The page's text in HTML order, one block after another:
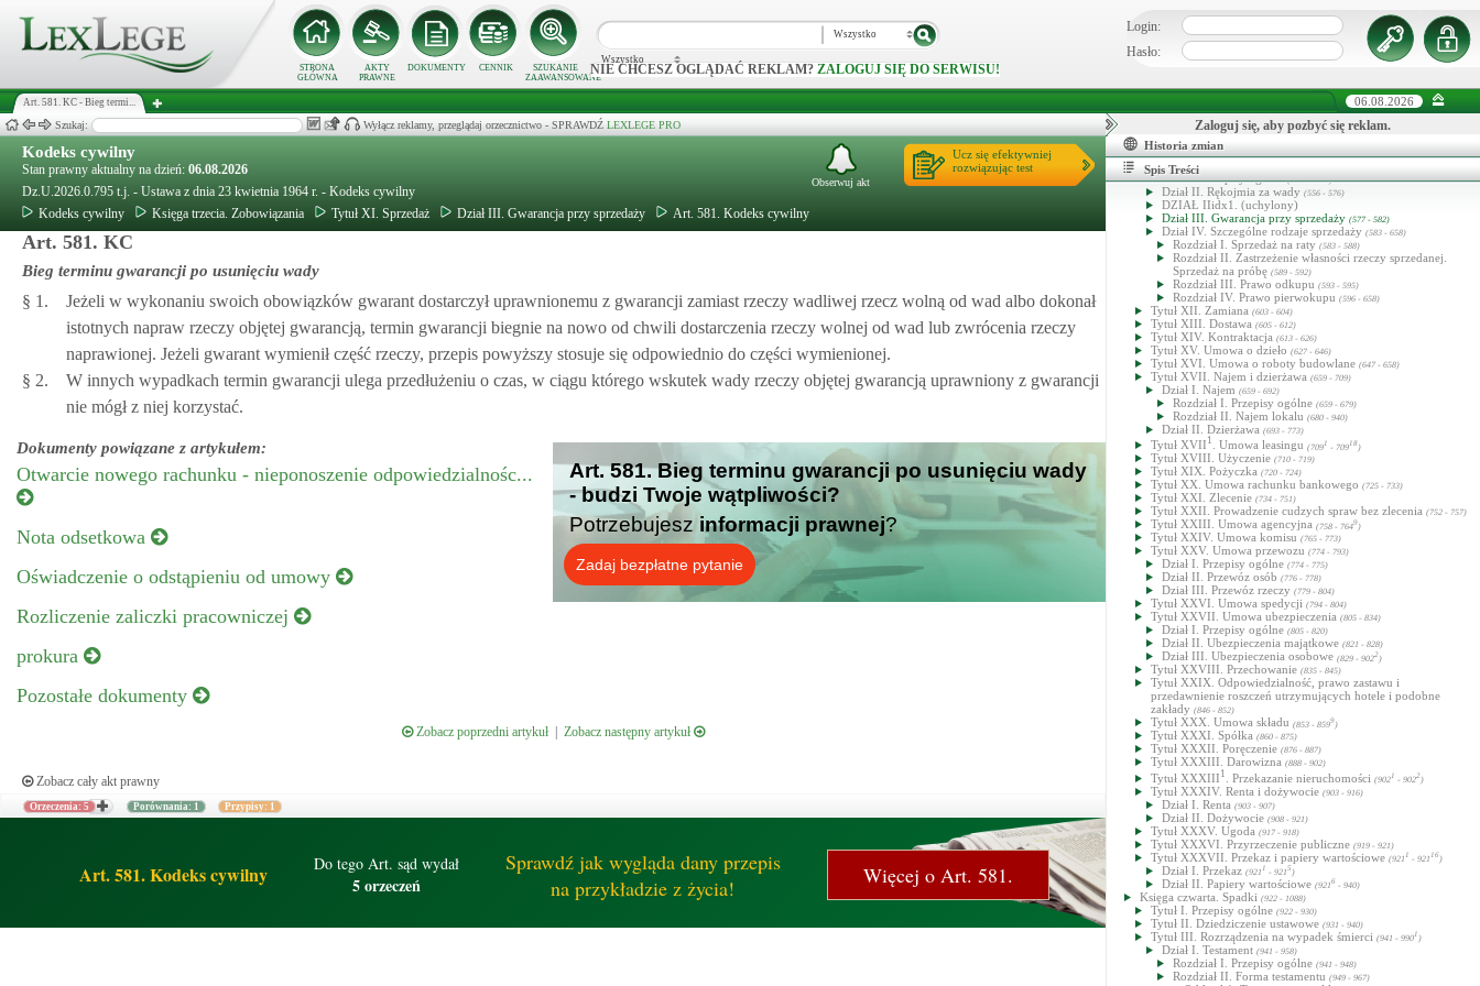
STRONA
GŁÓWNA
AKTY
PRAWNE
DOKUMENTY CENNIK
SZUKANIE
ZAAWANSOWANE
Wszystko
Wszystko
NIE CHCESZ OGLĄDAĆ REKLAM? ZALOGUJ SIĘ DO SERWISU!
Login:
Hasło:
Art. 581. KC - Bieg termi... 06.08.2026
Szukaj: Wyłącz reklamy, przeglądaj orzecznictwo - SPRAWDŹ LEXLEGE PRO
Kodeks cywilny
Stan prawny aktualny na dzień: 06.08.2026
Dz.U.2026.0.795 t.j. - Ustawa z dnia 23 kwietnia 1964 r. - Kodeks cywilny
Kodeks cywilny
Księga trzecia. Zobowiązania Tytuł XI. Sprzedaż Dział III. Gwarancja przy sprzedaży Art. 581. Kodeks cywilny
Ucz się efektywniej
rozwiązując test
Obserwuj akt
Art. 581. KC
Bieg terminu gwarancji po usunięciu wady
§ 1.
Jeżeli w wykonaniu swoich obowiązków gwarant dostarczył uprawnionemu z gwarancji zamiast rzeczy wadliwej rzecz wolną od wad albo dokonał
istotnych napraw rzeczy objętej gwarancją, termin gwarancji biegnie na nowo od chwili dostarczenia rzeczy wolnej od wad lub zwrócenia rzeczy
naprawionej. Jeżeli gwarant wymienił część rzeczy, przepis powyższy stosuje się odpowiednio do części wymienionej.
§ 2.
W innych wypadkach termin gwarancji ulega przedłużeniu o czas, w ciągu którego wskutek wady rzeczy objętej gwarancją uprawniony z gwarancji
nie mógł z niej korzystać.
Dokumenty powiązane z artykułem:
Otwarcie nowego rachunku - nieponoszenie odpowiedzialnośc...
Nota odsetkowa
Oświadczenie o odstąpieniu od umowy
Rozliczenie zaliczki pracowniczej
prokura
Pozostałe dokumenty
Art. 581. Bieg terminu gwarancji po usunięciu wady
- budzi Twoje wątpliwości?
Potrzebujesz informacji prawnej?
Zadaj bezpłatne pytanie
Zobacz poprzedni artykuł| Zobacz następny artykuł
Zobacz cały akt prawny
Orzeczenia: 5 Porównania: 1 Przypisy: 1
Art. 581. Kodeks cywilny Do tego Art. sąd wydał
5 orzeczeń
Sprawdź jak wygląda dany przepis
na przykładzie z życia!
Więcej o Art. 581.
Zaloguj się, aby pozbyć się reklam.
Historia zmian
Spis Treści
Dział I. Wykonanie zobowiązań (450 - 470)
Dział II. Skutki niewykonania zobowiązań (471 - 486)
Dział III. Wykonanie i skutki niewykonania zobowiązań z
umów wzajemnych(487 - 508)
(498 - 508)
Tytuł IX. Zmiana wierzyciela lub dłużnika(509 - 526)
Dział I. Zmiana wierzyciela(509 - 518)
Dział II. Zmiana dłużnika(519 - 534)
Tytuł X. Ochrona wierzyciela w razie niewypłacalności
dłużnika(527 - 534)
Tytuł XI. Sprzedaż
Dział I. Przepisy ogólne(535 - 555 )
Dział II. Rękojmia za wady (556 - 576)
DZIAŁ IIidx1. (uchylony)
Dział III. Gwarancja przy sprzedaży (577 - 582)
Dział IV. Szczególne rodzaje sprzedaży (583 - 658)
Rozdział I. Sprzedaż na raty (583 - 588)
Rozdział II. Zastrzeżenie własności rzeczy sprzedanej.
Sprzedaż na próbę (589 - 592)
Rozdział III. Prawo odkupu (593 - 595)
Rozdział IV. Prawo pierwokupu (596 - 658)
Tytuł XII. Zamiana (603 - 604)
Tytuł XIII. Dostawa (605 - 612)
Tytuł XIV. Kontraktacja (613 - 626)
Tytuł XV. Umowa o dzieło (627 - 646)
Tytuł XVI. Umowa o roboty budowlane (647 - 658)
Tytuł XVII. Najem i dzierżawa (659 - 709)
Dział I. Najem (659 - 692)
Rozdział I. Przepisy ogólne (659 - 679)
Rozdział II. Najem lokalu (680 - 940)
Dział II. Dzierżawa (693 - 773)
Tytuł XVII 1 . Umowa leasingu (7091 - 70918)
Tytuł XVIII. Użyczenie (710 - 719)
Tytuł XIX. Pożyczka (720 - 724)
Tytuł XX. Umowa rachunku bankowego (725 - 733)
Tytuł XXI. Zlecenie (734 - 751)
Tytuł XXII. Prowadzenie cudzych spraw bez zlecenia (752 - 757)
Tytuł XXIII. Umowa agencyjna (758 - 7649)
Tytuł XXIV. Umowa komisu (765 - 773)
Tytuł XXV. Umowa przewozu (774 - 793)
Dział I. Przepisy ogólne (774 - 775)
Dział II. Przewóz osób (776 - 778)
Dział III. Przewóz rzeczy (779 - 804)
Tytuł XXVI. Umowa spedycji (794 - 804)
Tytuł XXVII. Umowa ubezpieczenia (805 - 834)
Dział I. Przepisy ogólne (805 - 820)
Dział II. Ubezpieczenia majątkowe (821 - 828)
Dział III. Ubezpieczenia osobowe (829 - 9022)
Tytuł XXVIII. Przechowanie (835 - 845)
Tytuł XXIX. Odpowiedzialność, prawo zastawu i
przedawnienie roszczeń utrzymujących hotele i podobne
zakłady (846 - 852)
Tytuł XXX. Umowa składu (853 - 8599)
Tytuł XXXI. Spółka (860 - 875)
Tytuł XXXII. Poręczenie (876 - 887)
Tytuł XXXIII. Darowizna (888 - 902)
Tytuł XXXIII 1 . Przekazanie nieruchomości (9021 - 9022)
Tytuł XXXIV. Renta i dożywocie (903 - 916)
Dział I. Renta (903 - 907)
Dział II. Dożywocie (908 - 921)
Tytuł XXXV. Ugoda (917 - 918)
Tytuł XXXVI. Przyrzeczenie publiczne (919 - 921)
Tytuł XXXVII. Przekaz i papiery wartościowe (921 1 - 921 16 )
Dział I. Przekaz (921 1 - 9215 )
Dział II. Papiery wartościowe (9216 - 940)
Księga czwarta. Spadki (922 - 1088)
Tytuł I. Przepisy ogólne (922 - 930)
Tytuł II. Dziedziczenie ustawowe (931 - 940)
Tytuł III. Rozrządzenia na wypadek śmierci (941 - 9901 )
Dział I. Testament (941 - 958)
Rozdział I. Przepisy ogólne (941 - 948)
Rozdział II. Forma testamentu (949 - 967)